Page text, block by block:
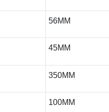
56MM
45MM
350MM
100MM